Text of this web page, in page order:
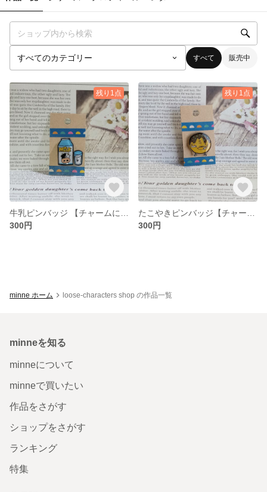
すべて 販売中
残り1点
300円
残り1点
300円
minne ホーム loose-characters shop の作品一覧
minneを知る
minneについて
minneで買いたい
作品をさがす
ショップをさがす
ランキング
特集